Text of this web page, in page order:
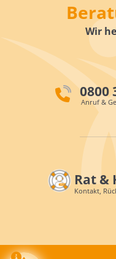
Wir
0800
Anruf &
Rat &
Kontakt,